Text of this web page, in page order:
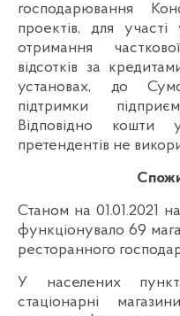
господарювання
проектів, для
отримання
відсотків за
установах, до
підтримки
Відповідно кошти
претендентів не
Станом на 01.01.2021
функціонувало 69
ресторанного
У населених
стаціонарні